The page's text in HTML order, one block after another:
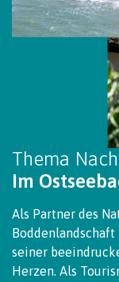
Thema
Im
Als Partner des
seiner
Herzen. Als